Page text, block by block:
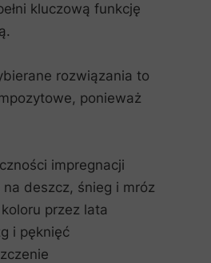
kluczową funkcję
rozwiązania to
ponieważ
impregnacji
deszcz, śnieg i mróz
przez lata
i pęknięć